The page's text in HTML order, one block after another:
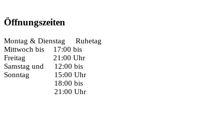
Öffnungszeiten
Montag & Dienstag
Ruhetag
Mittwoch bis
Freitag
17:00 bis
21:00 Uhr
Samstag und
Sonntag
12:00 bis
15:00 Uhr
18:00 bis
21:00 Uhr